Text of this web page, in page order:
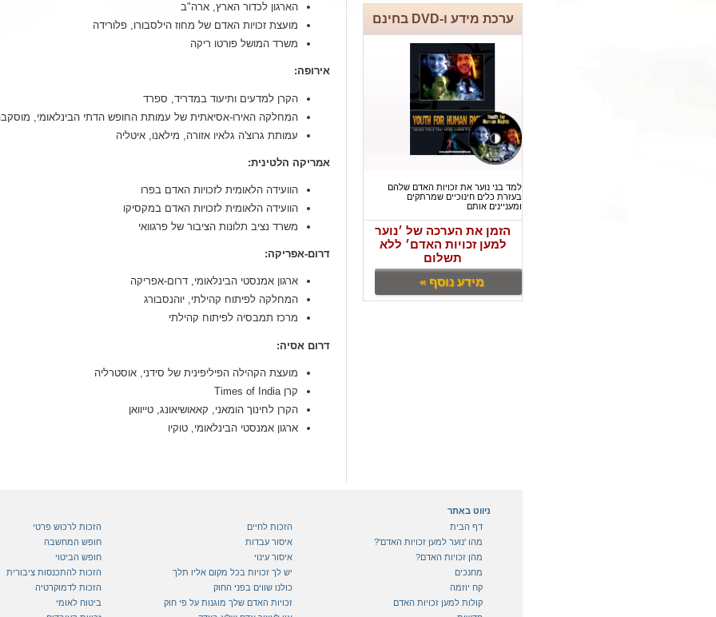
ערכת מידע ו-DVD בחינם
למד בני נוער את זכויות האדם שלהם
בעזרת כלים חינוכיים שמרתקים
ומעניינים אותם
הזמן את הערכה של ׳נוער
למען זכויות האדם׳ ללא
תשלום
מידע נוסף »
הארגון לכדור הארץ, ארה"ב
מועצת זכויות האדם של מחוז הילסבורו, פלורידה
משרד המושל פורטו ריקה
אירופה:
הקרן למדעים ותיעוד במדריד, ספרד
המחלקה האירו-אסיאתית של עמותת החופש הדתי הבינלאומי,
עמותת גרוצ'ה גלאיו אזורה, מילאנו, איטליה
אמריקה הלטינית:
הוועידה הלאומית לזכויות האדם בפרו
הוועידה הלאומית לזכויות האדם במקסיקו
משרד נציב תלונות הציבור של פרגוואי
דרום-אפריקה:
ארגון אמנסטי הבינלאומי, דרום-אפריקה
המחלקה לפיתוח קהילתי, יוהנסבורג
מרכז תמבסיה לפיתוח קהילתי
דרום אסיה:
מועצת הקהילה הפיליפינית של סידני, אוסטרליה
קרן Times of India
הקרן לחינוך הומאני, קאאושיאונג, טייוואן
ארגון אמנסטי הבינלאומי, טוקיו
ניווט באתר
דף הבית
מהו 'נוער למען זכויות האדם'?
מהן זכויות האדם?
מחנכים
קח יוזמה
קולות למען זכויות האדם
הזכות לחיים
איסור עבדות
איסור עינוי
יש לך זכויות בכל מקום אליו תלך
כולנו שווים בפני החוק
זכויות האדם שלך מוגנות על פי חוק
הזכות לרכוש פרטי
חופש המחשבה
חופש הביטוי
הזכות להתכנסות ציבורית
הזכות לדמוקרטיה
ביטוח לאומי